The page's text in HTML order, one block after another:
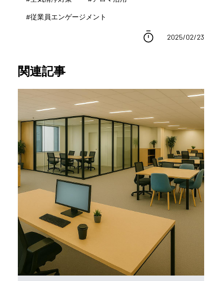
#従業員エンゲージメント
2025/02/23
関連記事